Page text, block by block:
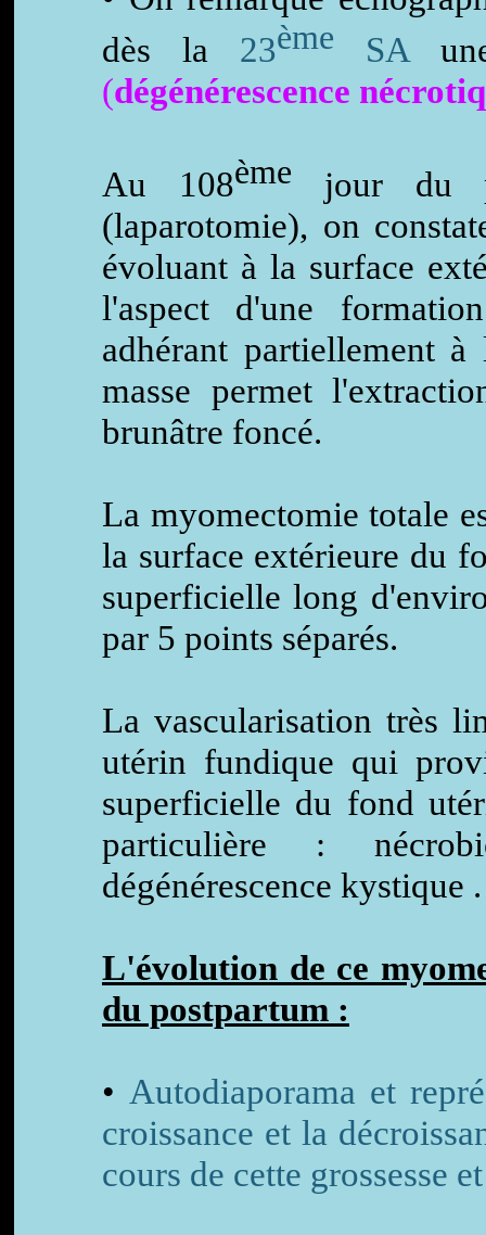
dès la 23ème SA
(dégénérescence
Au 108ème jour du
(laparotomie), on
évoluant à la surface
l'aspect d'une
adhérant partiellement
masse permet
brunâtre foncé.
La myomectomie totale
la surface extérieure du
superficielle long
par 5 points séparés.
La vascularisation très
utérin fundique qui
superficielle du fond
particulière :
dégénérescence kystique .
L'évolution de ce
du postpartum :
• Autodiaporama et
croissance et la
cours de cette grossesse